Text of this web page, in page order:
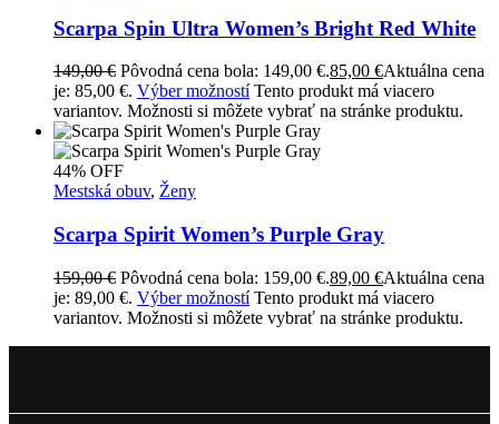
Scarpa Spin Ultra Women’s Bright Red White
149,00€ Pôvodná cena bola: 149,00 €.85,00 €Aktuálna cena
je: 85,00 €. Výber možností Tento produkt má viacero
variantov. Možnosti si môžete vybrať na stránke produktu.
44% OFF
Mestská obuv, Ženy
Scarpa Spirit Women’s Purple Gray
159,00€ Pôvodná cena bola: 159,00 €.89,00 €Aktuálna cena
je: 89,00 €. Výber možností Tento produkt má viacero
variantov. Možnosti si môžete vybrať na stránke produktu.